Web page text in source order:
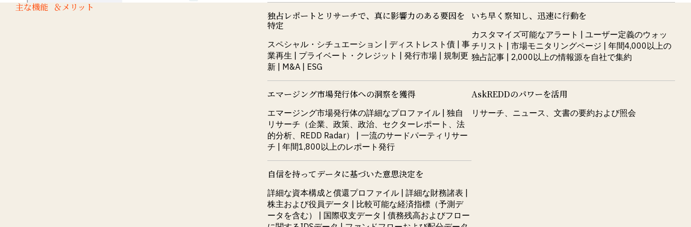
主な機能 ＆メリット
独占レポートとリサーチで、真に影響力のある要因を
特定
スペシャル・シチュエーション | ディストレスト債 | 事
業再生 | プライベート・クレジット | 発行市場 | 規制更
新 | M&A | ESG
いち早く察知し、迅速に行動を
カスタマイズ可能なアラート | ユーザー定義のウォッ
チリスト | 市場モニタリングページ | 年間4,000以上の
独占記事 | 2,000以上の情報源を自社で集約
エマージング市場発行体への洞察を獲得
エマージング市場発行体の詳細なプロファイル | 独自
リサーチ（企業、政策、政治、セクターレポート、法
的分析、REDD Radar） | 一流のサードパーティリサー
チ | 年間1,800以上のレポート発行
AskREDDのパワーを活用
リサーチ、ニュース、文書の要約および照会
自信を持ってデータに基づいた意思決定を
詳細な資本構成と償還プロファイル | 詳細な財務諸表 |
株主および役員データ | 比較可能な経済指標（予測デ
ータを含む） | 国際収支データ | 債務残高およびフロー